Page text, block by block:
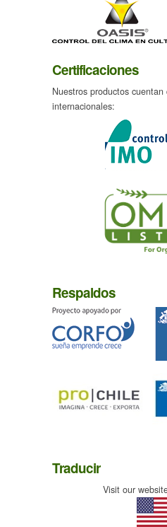
Certificaciones
Nuestros productos
internacionales:
Respaldos
Traducir
Visit our